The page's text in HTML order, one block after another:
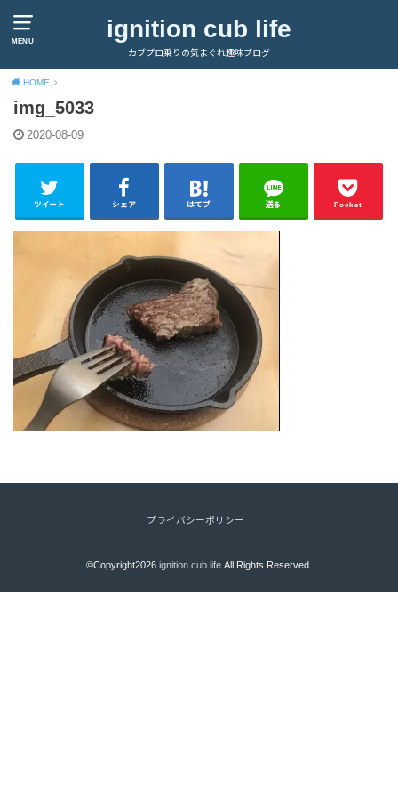
MENU ignition cub life
カブプロ乗りの気まぐれ趣味ブログ
HOME
img_5033
2020-08-09
ツイート シェア はてブ 送る Pocket
プライバシーポリシー
©Copyright2026 ignition cub life.All Rights Reserved.